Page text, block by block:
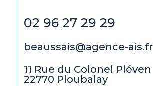
02 96 27 29 29
beaussais@agence-ais.fr
11 Rue du Colonel Pléven
22770
Ploubalay